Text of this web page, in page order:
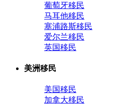
葡萄牙移民
马耳他移民
塞浦路斯移民
爱尔兰移民
英国移民
美洲移民
美国移民
加拿大移民